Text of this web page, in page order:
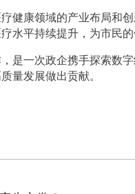
健康领域的产业布局和
水平持续提升，为市民的
是一次政企携手探索数
量发展做出贡献。